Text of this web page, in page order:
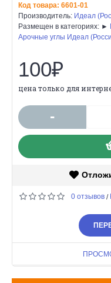
Код товара: 6601-01
Производитель: Идеал
Размещен в категориях: ►
Арочные углы Идеал
100₽
цена только для
-
0 отзывов /